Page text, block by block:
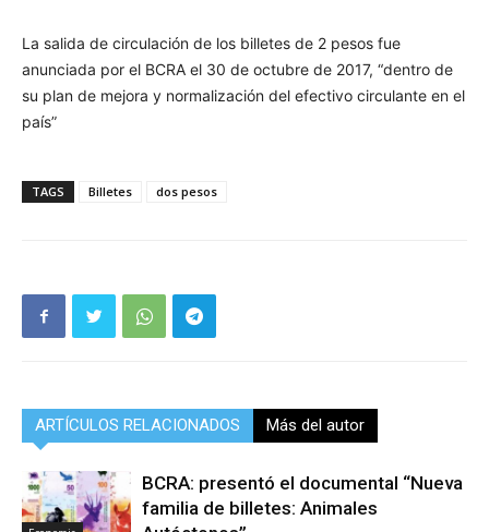
La salida de circulación de los billetes de 2 pesos fue
anunciada por el BCRA el 30 de octubre de 2017, “dentro de
su plan de mejora y normalización del efectivo circulante en el
país”
TAGS Billetes dos pesos
ARTÍCULOS RELACIONADOS Más del autor
BCRA: presentó el documental “Nueva
familia de billetes: Animales